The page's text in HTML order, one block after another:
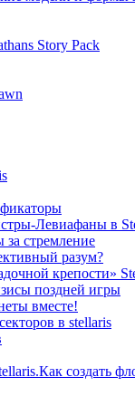
Story Pack
Левиафаны в
стремление
разум?
крепости»
поздней игры
вместе!
в stellaris
создать